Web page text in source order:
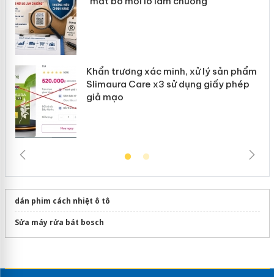
Khẩn trương xác minh, xử lý sản phẩm
Slimaura Care x3 sử dụng giấy phép
giả mạo
dán phim cách nhiệt ô tô
Sửa máy rửa bát bosch